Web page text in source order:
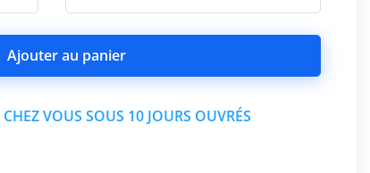
Ajouter au panier
VOUS SOUS 10 JOURS OUVRÉS